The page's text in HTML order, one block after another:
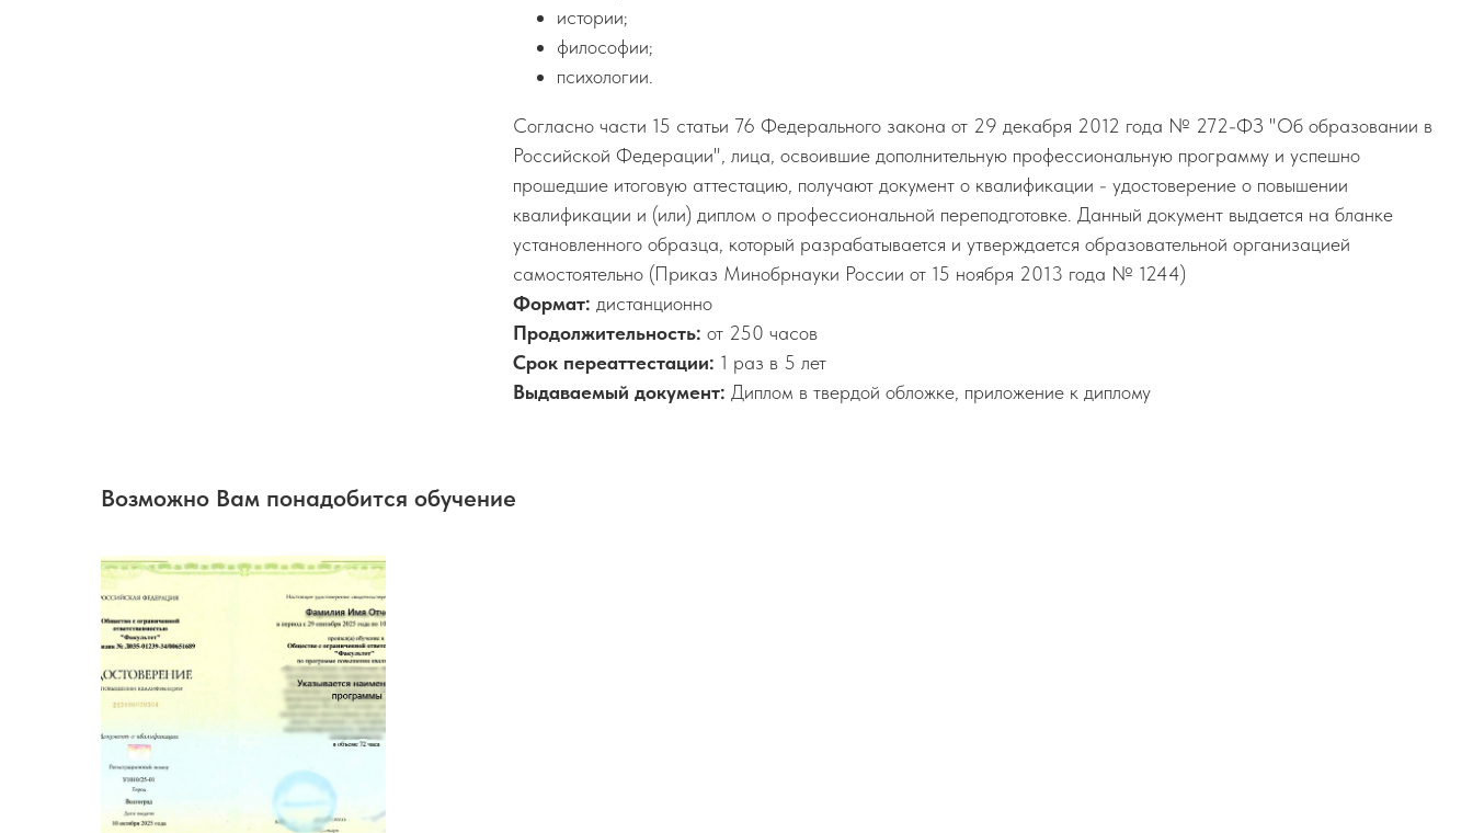
истории;
философии;
психологии.
Согласно части 15 статьи 76 Федерального закона от 29 декабря 2012 года № 272-ФЗ "Об образовании в
Российской Федерации", лица, освоившие дополнительную профессиональную программу и успешно
прошедшие итоговую аттестацию, получают документ о квалификации - удостоверение о повышении
квалификации и (или) диплом о профессиональной переподготовке. Данный документ выдается на бланке
установленного образца, который разрабатывается и утверждается образовательной организацией
самостоятельно (Приказ Минобрнауки России от 15 ноября 2013 года № 1244)
Формат: дистанционно
Продолжительность: от 250 часов
Срок переаттестации: 1 раз в 5 лет
Выдаваемый документ: Диплом в твердой обложке, приложение к диплому
Возможно Вам понадобится обучение